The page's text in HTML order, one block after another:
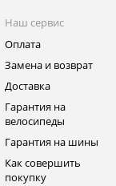
Наш сервис
Оплата
Замена и возврат
Доставка
Гарантия на
велосипеды
Гарантия на шины
Как совершить
покупку